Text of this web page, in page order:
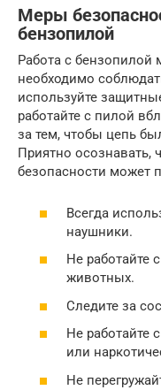
Меры
бензопилой
Работа с бензопилой
необходимо
используйте
работайте с пилой
за тем, чтобы цепь
Приятно осознавать,
безопасности может
Всегда
наушники.
Не работайте
животных.
Следите за
Не работайте
или
Не